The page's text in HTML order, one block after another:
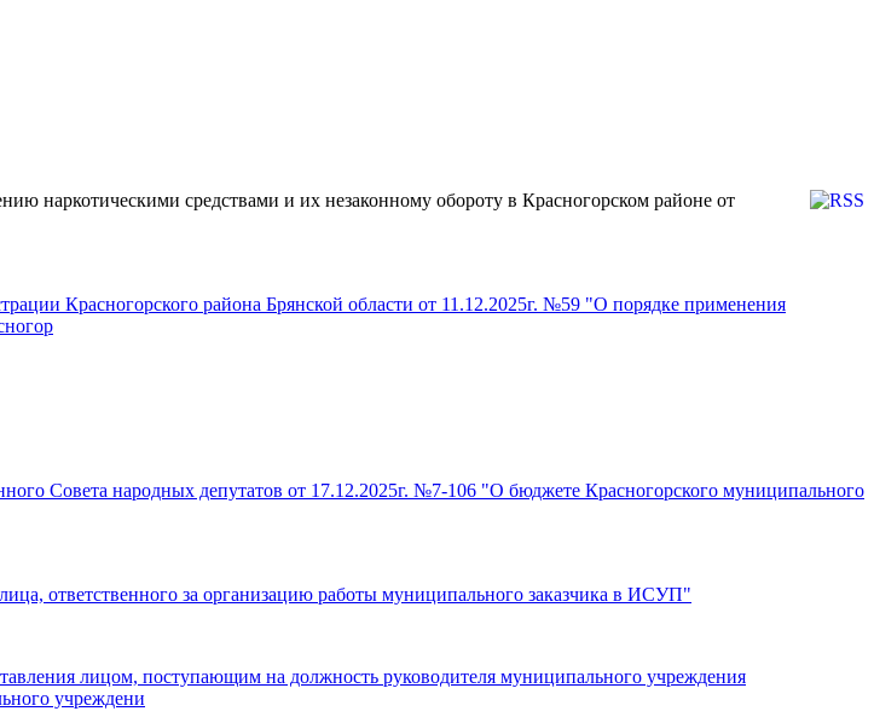
наркотическими средствами и их незаконному обороту в Красногорском районе от
Красногорского района Брянской области от 11.12.2025г. №59 "О порядке применения
Совета народных депутатов от 17.12.2025г. №7-106 "О бюджете Красногорского муниципального
ответственного за организацию работы муниципального заказчика в ИСУП"
лицом, поступающим на должность руководителя муниципального учреждения
учреждени